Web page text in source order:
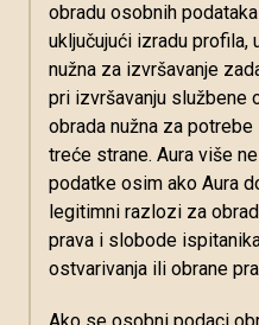
obradu osobnih
uključujući izradu profila,
nužna za izvršavanje
pri izvršavanju službene
obrada nužna za
treće strane. Aura više
podatke osim ako Aura
legitimni razlozi za
prava i slobode
ostvarivanja ili obrane